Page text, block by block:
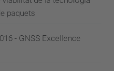
paquets
- GNSS Excellence